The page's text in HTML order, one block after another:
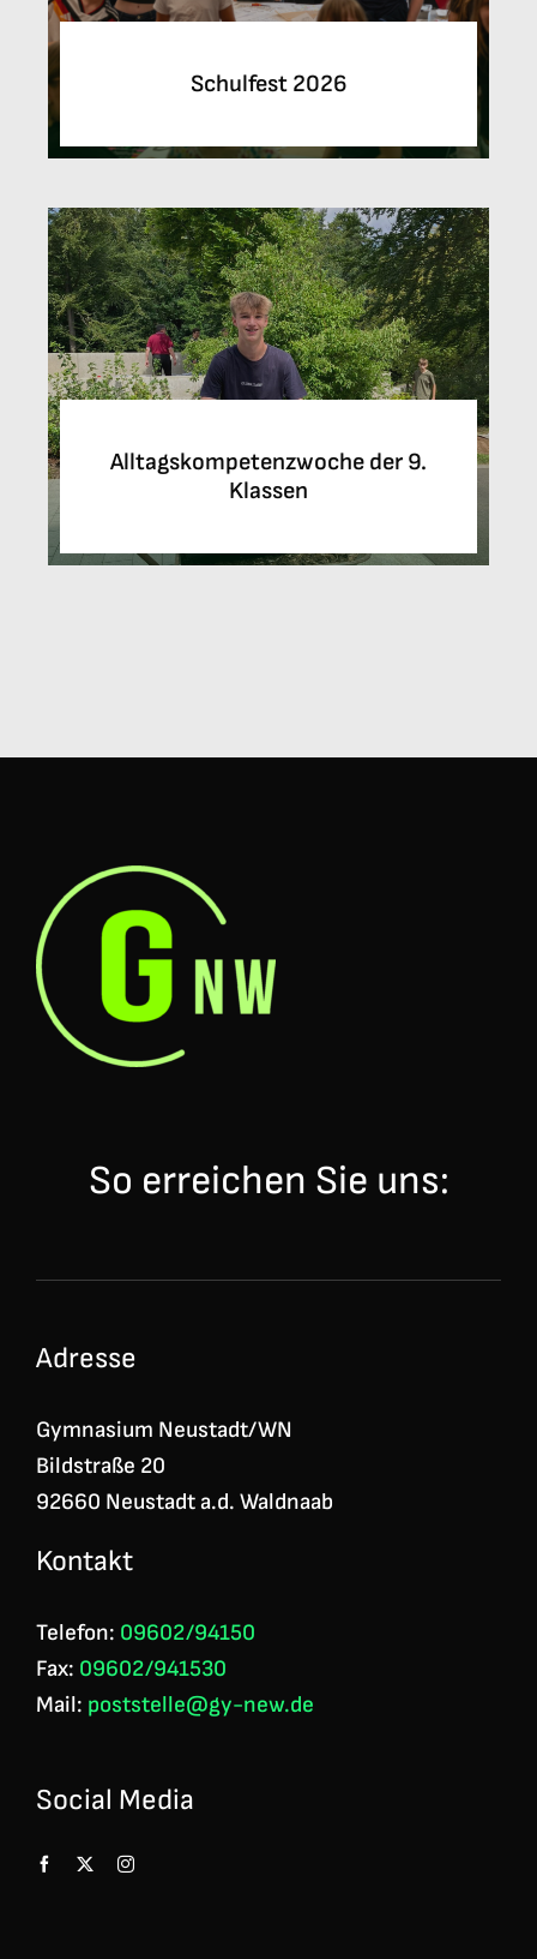
Schulfest 2026
Alltagskompetenzwoche der 9.
Klassen
So erreichen Sie uns:
Adresse
Gymnasium Neustadt/WN
Bildstraße 20
92660 Neustadt a.d. Waldnaab
Kontakt
Telefon: 09602/94150
Fax: 09602/941530
Mail: poststelle@gy-new.de
Social Media